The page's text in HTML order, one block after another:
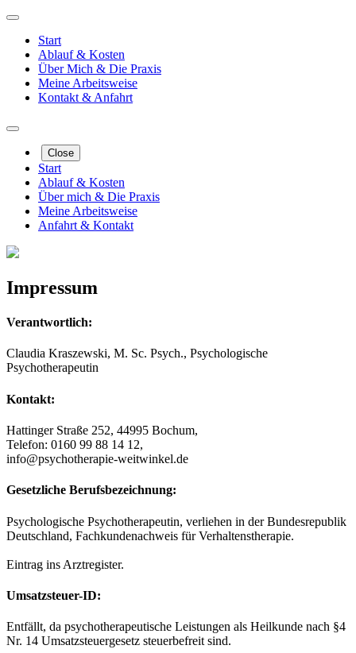
Start
Ablauf & Kosten
Über Mich & Die Praxis
Meine Arbeitsweise
Kontakt & Anfahrt
Close
Start
Ablauf & Kosten
Über mich & Die Praxis
Meine Arbeitsweise
Anfahrt & Kontakt
Impressum
Verantwortlich:
Claudia Kraszewski, M. Sc. Psych., Psychologische
Psychotherapeutin
Kontakt:
Hattinger Straße 252, 44995 Bochum,
Telefon: 0160 99 88 14 12,
info@psychotherapie-weitwinkel.de
Gesetzliche Berufsbezeichnung:
Psychologische Psychotherapeutin, verliehen in der Bundesrepublik
Deutschland, Fachkundenachweis für Verhaltenstherapie.
Eintrag ins Arztregister.
Umsatzsteuer-ID:
Entfällt, da psychotherapeutische Leistungen als Heilkunde nach §4
Nr. 14 Umsatzsteuergesetz steuerbefreit sind.